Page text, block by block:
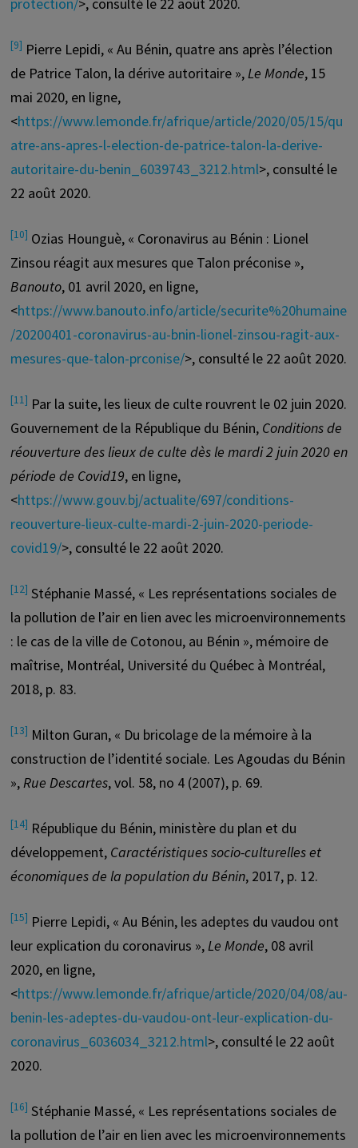
[9] Pierre Lepidi, « Au Bénin, quatre ans après l’élection
de Patrice Talon, la dérive autoritaire »,Le Monde, 15
mai 2020, en ligne,
<https://www.lemonde.fr/afrique/article/2020/05/15/qu
atre-ans-apres-l-election-de-patrice-talon-la-derive-
autoritaire-du-benin_6039743_3212.html>, consulté le
22 août 2020.
[10] Ozias Hounguè, « Coronavirus au Bénin : Lionel
Zinsou réagit aux mesures que Talon préconise »,
Banouto, 01 avril 2020, en ligne,
<https://www.banouto.info/article/securite%20humaine
/20200401-coronavirus-au-bnin-lionel-zinsou-ragit-aux-
mesures-que-talon-prconise/>, consulté le 22 août 2020.
[11] Par la suite, les lieux de culte rouvrent le 02 juin 2020.
Gouvernement de la République du Bénin, Conditions de
réouverture des lieux de culte dès le mardi 2 juin 2020 en
période de Covid19, en ligne,
<https://www.gouv.bj/actualite/697/conditions-
reouverture-lieux-culte-mardi-2-juin-2020-periode-
covid19/>, consulté le 22 août 2020.
[12] Stéphanie Massé, « Les représentations sociales de
la pollution de l’air en lien avec les microenvironnements
: le cas de la ville de Cotonou, au Bénin », mémoire de
maîtrise, Montréal, Université du Québec à Montréal,
2018, p. 83.
[13] Milton Guran, « Du bricolage de la mémoire à la
construction de l’identité sociale. Les Agoudas du Bénin
»,Rue Descartes, vol. 58, no 4 (2007), p. 69.
[14] République du Bénin, ministère du plan et du
développement, Caractéristiques socio-culturelles et
économiques de la population du Bénin, 2017, p. 12.
[15] Pierre Lepidi, « Au Bénin, les adeptes du vaudou ont
leur explication du coronavirus »,Le Monde, 08 avril
2020, en ligne,
<https://www.lemonde.fr/afrique/article/2020/04/08/au-
benin-les-adeptes-du-vaudou-ont-leur-explication-du-
coronavirus_6036034_3212.html>, consulté le 22 août
2020.
[16] Stéphanie Massé, « Les représentations sociales de
la pollution de l’air en lien avec les microenvironnements